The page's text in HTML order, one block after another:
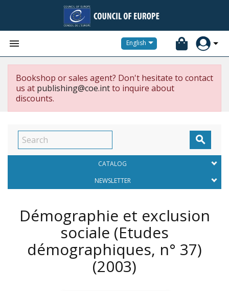
 English
Bookshop or sales agent? Don't hesitate to contact
us at publishing@coe.intto inquire about
discounts.

CATALOG
NEWSLETTER
Démographie et exclusion
sociale (Etudes
démographiques, n° 37)
(2003)